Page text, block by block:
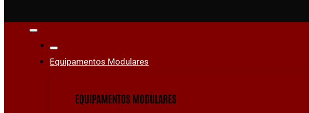
Equipamentos Modulares
EQUIPAMENTOS MODULARES